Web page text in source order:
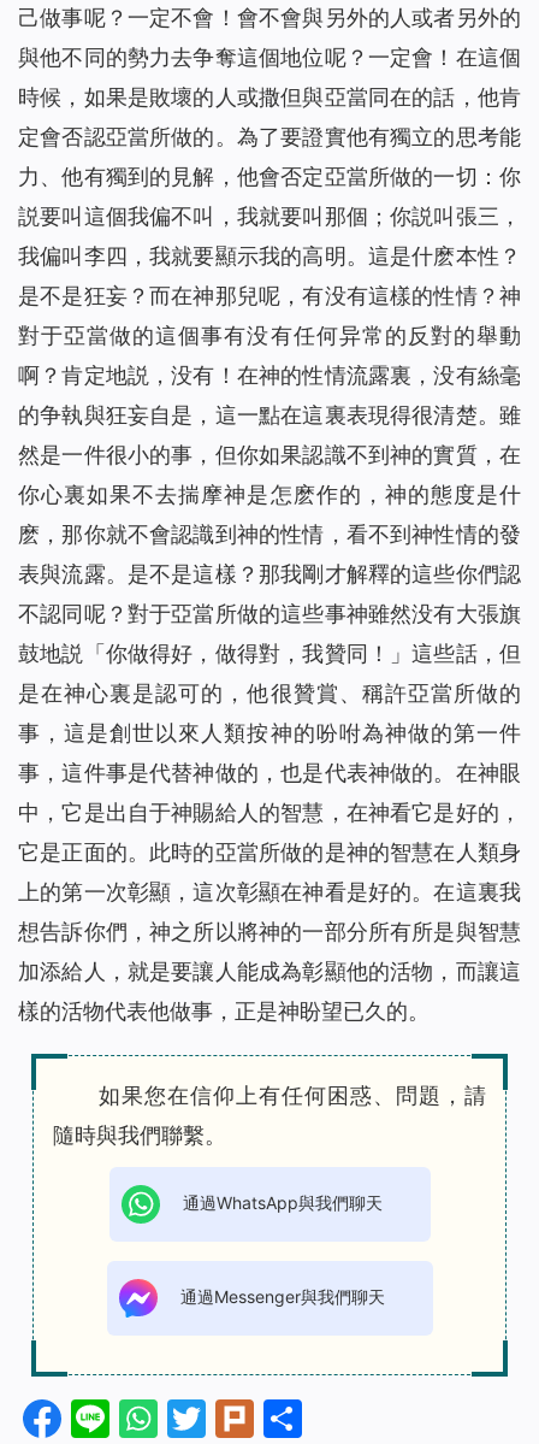
己做事呢？一定不會！會不會與另外的人或者另外的
與他不同的勢力去争奪這個地位呢？一定會！在這個
時候，如果是敗壞的人或撒但與亞當同在的話，他肯
定會否認亞當所做的。為了要證實他有獨立的思考能
力、他有獨到的見解，他會否定亞當所做的一切：你
説要叫這個我偏不叫，我就要叫那個；你説叫張三，
我偏叫李四，我就要顯示我的高明。這是什麽本性？
是不是狂妄？而在神那兒呢，有没有這樣的性情？神
對于亞當做的這個事有没有任何异常的反對的舉動
啊？肯定地説，没有！在神的性情流露裏，没有絲毫
的争執與狂妄自是，這一點在這裏表現得很清楚。雖
然是一件很小的事，但你如果認識不到神的實質，在
你心裏如果不去揣摩神是怎麽作的，神的態度是什
麽，那你就不會認識到神的性情，看不到神性情的發
表與流露。是不是這樣？那我剛才解釋的這些你們認
不認同呢？對于亞當所做的這些事神雖然没有大張旗
鼓地説「你做得好，做得對，我贊同！」這些話，但
是在神心裏是認可的，他很贊賞、稱許亞當所做的
事，這是創世以來人類按神的吩咐為神做的第一件
事，這件事是代替神做的，也是代表神做的。在神眼
中，它是出自于神賜給人的智慧，在神看它是好的，
它是正面的。此時的亞當所做的是神的智慧在人類身
上的第一次彰顯，這次彰顯在神看是好的。在這裏我
想告訴你們，神之所以將神的一部分所有所是與智慧
加添給人，就是要讓人能成為彰顯他的活物，而讓這
樣的活物代表他做事，正是神盼望已久的。
如果您在信仰上有任何困惑、問題，請
隨時與我們聯繫。
通過WhatsApp與我們聊天
通過Messenger與我們聊天
Facebook
LineWhatsApp
Twitter
Plurk